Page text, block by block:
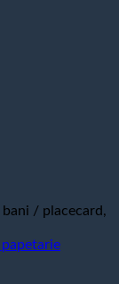
bani / placecard,